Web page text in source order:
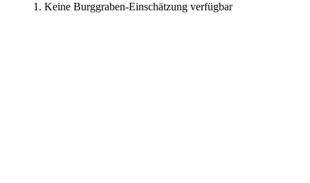
Keine Burggraben-Einschätzung verfügbar